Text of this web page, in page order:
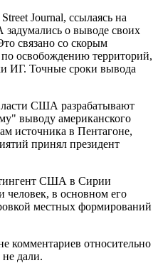
Journal, ссылаясь на
о выводе своих
связано со скорым
освобождению территорий,
ИГ. Точные сроки вывода
США разрабатывают
выводу американского
источника в Пентагоне,
принял президент
США в Сирии
человек, в основном его
местных формирований
комментариев относительно
дали.